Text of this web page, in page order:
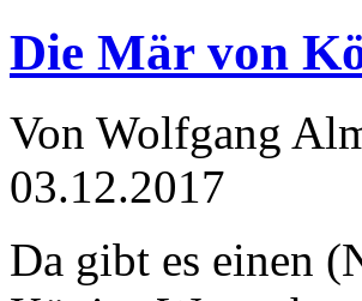
Die Mär von
Von Wolfgang
03.12.2017
Da gibt es einen